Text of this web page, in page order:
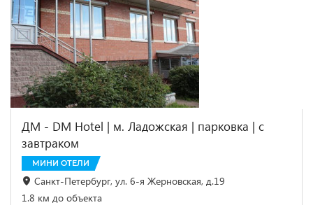
ДМ - DM Hotel | м. Ладожская | парковка | с
завтраком
МИНИ ОТЕЛИ
Санкт-Петербург, ул. 6-я Жерновская, д.19
1.8 км до объекта